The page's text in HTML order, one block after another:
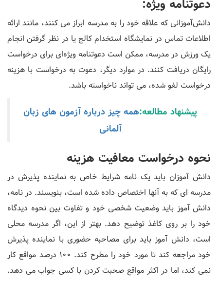
دعوتنامه ویژه:
دانش‌آموزانی که علاقه خود را به مدرسه ابراز می ‌کنند، مانند ارائه
اطلاعات تماس در نمایشگاه استخدام کالج یا در نظر گرفتن انجام
یک ورزش در مدرسه، ممکن است دعوتنامه ویژه‌ای برای درخواست
رایگان دریافت کنند. در موارد دیگر، دعوت به درخواست با هزینه
درخواست لغو شده، می تواند ناخواسته باشد.
پیشنهاد مطالعه:همه چیز درباره آزمون های زبان
آلمانی
نحوه درخواست معافیت هزینه
دانش آموزان باید یک نامه شرایط خاص به نماینده پذیرش در
مدرسه ای که به آنها اختصاص داده شده است، بنویسند. در نامه،
دانش آموز باید وضعیت شخصی خود و تفاوت بین نحوه دیدگاه
خود را بر روی کاغذ توضیح دهد. بهتر از این، اگر مدرسه محلی
است، دانش آموز باید برای مصاحبه حضوری با نماینده پذیرش
خود مراجعه کند تا مورد خود را مطرح کند. 100 درصد مواقع کار
نمی کند، اما در اکثر مواقع صحبت کردن با کسی جواب می دهد.